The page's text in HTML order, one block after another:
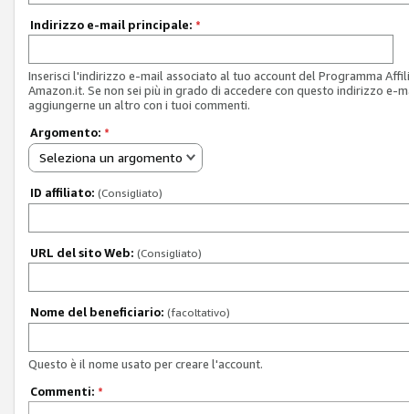
Indirizzo e-mail principale: *
Inserisci l'indirizzo e-mail associato al tuo account del Programma
Amazon.it. Se non sei più in grado di accedere con questo indirizzo e-
aggiungerne un altro con i tuoi commenti.
Argomento: *
Seleziona un argomento
ID affiliato: (Consigliato)
URL del sito Web: (Consigliato)
Nome del beneficiario: (facoltativo)
Questo è il nome usato per creare l'account.
Commenti: *